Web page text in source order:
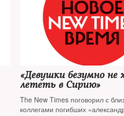
«Девушки безумно не
лететь в Сирию»
The New Times поговорил с
коллегами погибших